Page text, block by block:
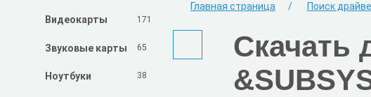
Видеокарты 171
Звуковые карты 65
Ноутбуки 38
Главная страница Поиск
Скачать